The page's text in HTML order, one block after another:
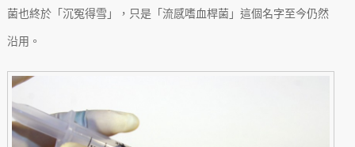
菌也終於「沉冤得雪」，只是「流感嗜血桿菌」這個名字至今仍然
沿用。